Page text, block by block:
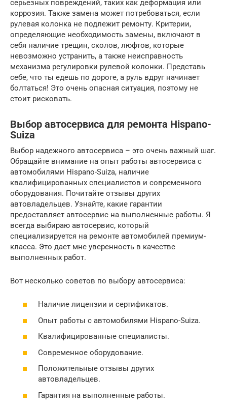
серьезных повреждений, таких как деформация или
коррозия. Также замена может потребоваться, если
рулевая колонка не подлежит ремонту. Критерии,
определяющие необходимость замены, включают в
себя наличие трещин, сколов, люфтов, которые
невозможно устранить, а также неисправность
механизма регулировки рулевой колонки. Представь
себе, что ты едешь по дороге, а руль вдруг начинает
болтаться! Это очень опасная ситуация, поэтому не
стоит рисковать.
Выбор автосервиса для ремонта Hispano-
Suiza
Выбор надежного автосервиса – это очень важный шаг.
Обращайте внимание на опыт работы автосервиса с
автомобилями Hispano-Suiza, наличие
квалифицированных специалистов и современного
оборудования. Почитайте отзывы других
автовладельцев. Узнайте, какие гарантии
предоставляет автосервис на выполненные работы. Я
всегда выбираю автосервис, который
специализируется на ремонте автомобилей премиум-
класса. Это дает мне уверенность в качестве
выполненных работ.
Вот несколько советов по выбору автосервиса:
Наличие лицензии и сертификатов.
Опыт работы с автомобилями Hispano-Suiza.
Квалифицированные специалисты.
Современное оборудование.
Положительные отзывы других
автовладельцев.
Гарантия на выполненные работы.